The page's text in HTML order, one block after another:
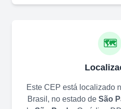
🗺️
Este CEP está localizado
Brasil, no estado de São